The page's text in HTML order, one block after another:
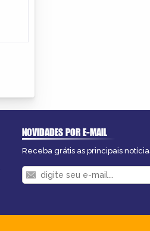
NOVIDADES POR E-MAIL
Receba grátis as principais